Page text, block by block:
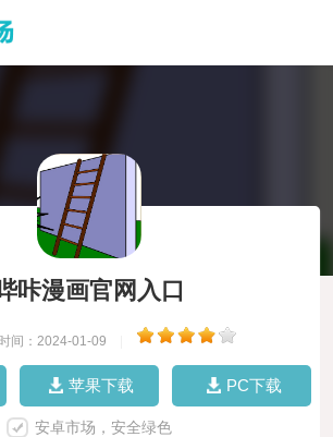
咔漫画官网入口
时间：2024-01-09
苹果下载 PC下载
安卓市场，安全绿色